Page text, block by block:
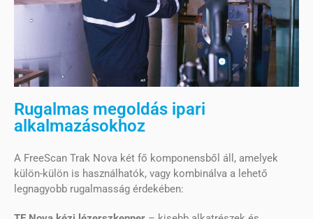
Rugalmas megoldás ipari
alkalmazásokhoz
A FreeScan Trak Nova két fő komponensből áll, amelyek
külön-külön is használhatók, vagy kombinálva a lehető
legnagyobb rugalmasság érdekében: